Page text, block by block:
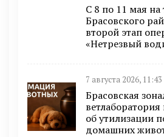
С 8 по 11 мая
Брасовского
второй этап
«Нетрезвый
7 августа 2026, 11:43
Брасовская
об утилизации
домашних